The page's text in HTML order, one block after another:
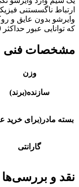
ارتباط ناگسستنی
که توانایی عبور حداکثر 9 آمپر را داراست.
مشخصات فنی
وزن
سازنده(برند)
بسته مادر(برای خرید
گارانتی
نقد و بررسی‌ها